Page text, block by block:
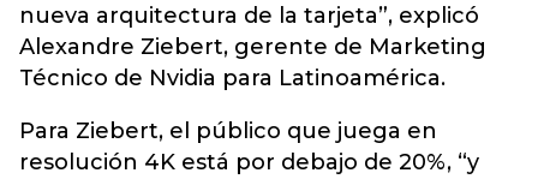
nueva arquitectura de la tarjeta”, explicó
Alexandre Ziebert, gerente de Marketing
Técnico de Nvidia para Latinoamérica.
Para Ziebert, el público que juega en
resolución 4K está por debajo de 20%, “y